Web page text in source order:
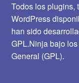
Todos los plugins,
WordPress
han sido
GPL.Ninja bajo
General (GPL).